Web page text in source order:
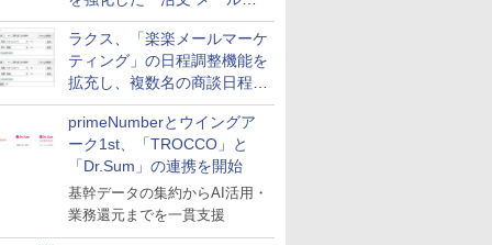
送信防止アドインサービス」
を提供
ラクス、「楽楽メールマーケ
ティング」の日程調整機能を
拡充し、複数名の商談日程調
整を効率化
primeNumberとウイングア
ーク1st、「TROCCO」と
「Dr.Sum」の連携を開始
基幹データの集約からAI活用・
業務還元までを一貫支援